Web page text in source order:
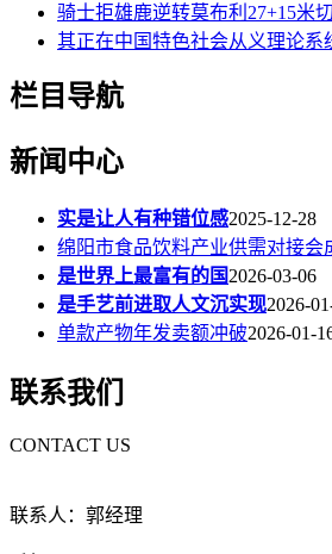
骑士拒雄鹿逆转莫布利27+15米
其正在中国特色社会从义理论系
栏目导航
新闻中心
实是让人有种错位感2025-12-28
绵阳市食品饮料产业供需对接会
是世界上最富有的国2026-03-06
是手艺前进取人文沉实现2026-
单款产物年发卖额冲破2026-01-
联系我们
CONTACT US
联系人：郭经理